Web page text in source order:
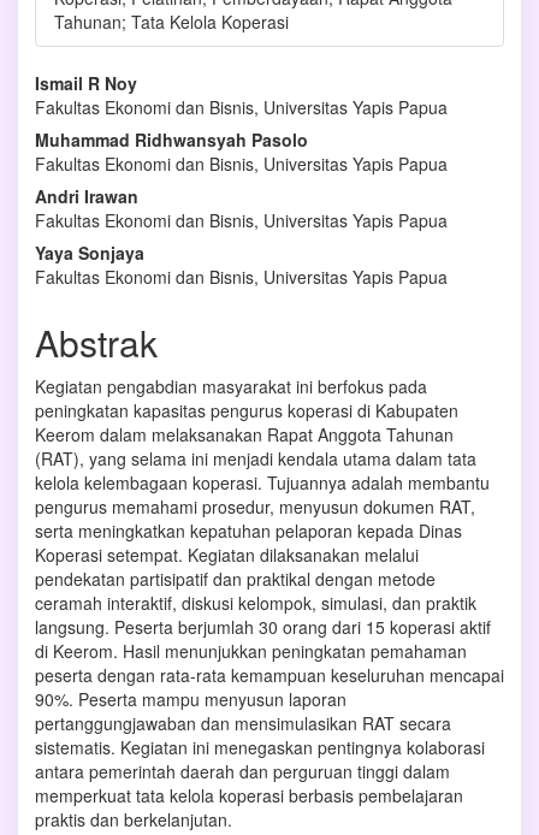
Tahunan; Tata Kelola Koperasi
Isi
Artikel
Utama
Ismail R Noy
Fakultas Ekonomi dan Bisnis, Universitas Yapis Papua
Muhammad Ridhwansyah Pasolo
Fakultas Ekonomi dan Bisnis, Universitas Yapis Papua
Andri Irawan
Fakultas Ekonomi dan Bisnis, Universitas Yapis Papua
Yaya Sonjaya
Fakultas Ekonomi dan Bisnis, Universitas Yapis Papua
Abstrak
Kegiatan pengabdian masyarakat ini berfokus pada
peningkatan kapasitas pengurus koperasi di Kabupaten
Keerom dalam melaksanakan Rapat Anggota Tahunan
(RAT), yang selama ini menjadi kendala utama dalam tata
kelola kelembagaan koperasi. Tujuannya adalah membantu
pengurus memahami prosedur, menyusun dokumen RAT,
serta meningkatkan kepatuhan pelaporan kepada Dinas
Koperasi setempat. Kegiatan dilaksanakan melalui
pendekatan partisipatif dan praktikal dengan metode
ceramah interaktif, diskusi kelompok, simulasi, dan praktik
langsung. Peserta berjumlah 30 orang dari 15 koperasi aktif
di Keerom. Hasil menunjukkan peningkatan pemahaman
peserta dengan rata-rata kemampuan keseluruhan mencapai
90%. Peserta mampu menyusun laporan
pertanggungjawaban dan mensimulasikan RAT secara
sistematis. Kegiatan ini menegaskan pentingnya kolaborasi
antara pemerintah daerah dan perguruan tinggi dalam
memperkuat tata kelola koperasi berbasis pembelajaran
praktis dan berkelanjutan.